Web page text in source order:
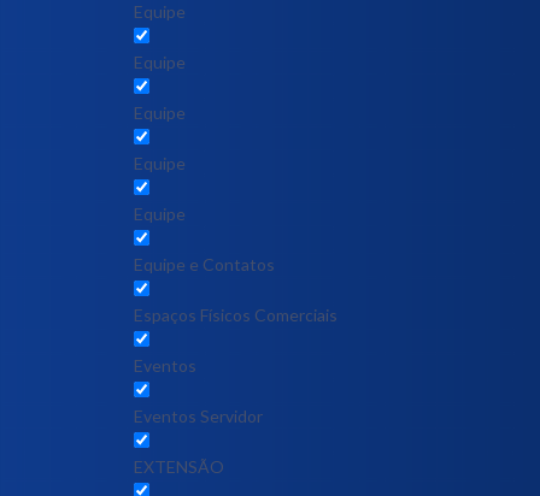
Equipe
Equipe
Equipe
Equipe
Equipe
Equipe e Contatos
Espaços Físicos Comerciais
Eventos
Eventos Servidor
EXTENSÃO